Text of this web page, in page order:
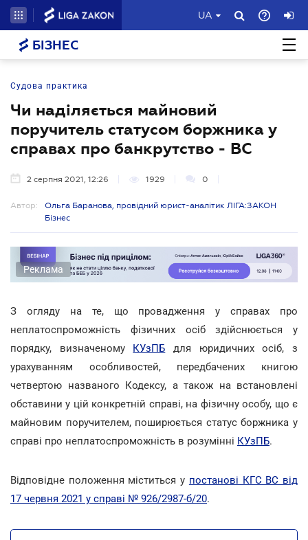
UA
БІЗНЕС
Судова практика
Чи наділяється майновий
поручитель статусом боржника у
справах про банкрутство - ВС
2 серпня 2021, 12:26 1929 0
Автор:
Ольга Баранова, провідний юрист-аналітик ЛІГА:ЗАКОН
Бізнес
Реклама
З огляду на те, що провадження у справах про
неплатоспроможність фізичних осіб здійснюється у
порядку, визначеному КУзПБ для юридичних осіб, з
урахуванням особливостей, передбачених книгою
четвертою названого Кодексу, а також на встановлені
обставини у цій конкретній справі, на фізичну особу, що є
майновим поручителем, поширюється статус боржника у
справі про неплатоспроможність в розумінні КУзПБ.
Відповідне положення міститься у постанові КГС ВС від
17 червня 2021 у справі № 926/2987-б/20.